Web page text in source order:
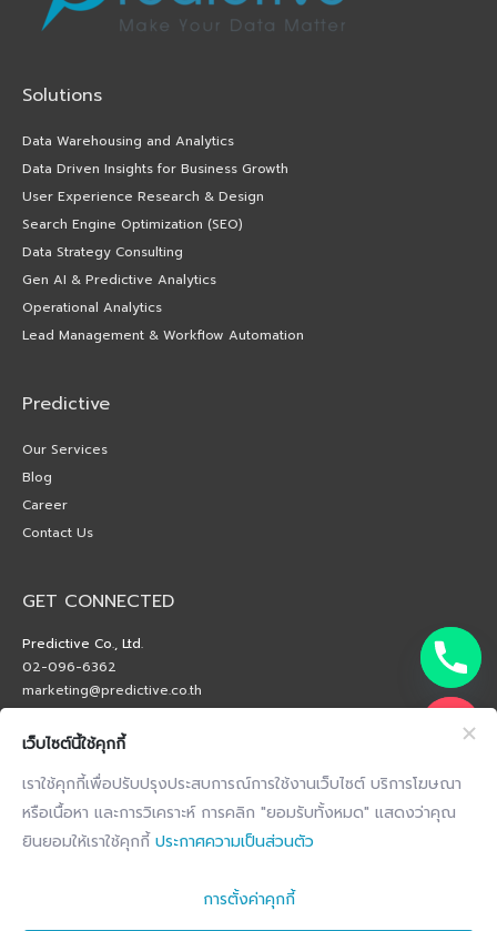
Solutions
Data Warehousing and Analytics
Data Driven Insights for Business Growth
User Experience Research & Design
Search Engine Optimization (SEO)
Data Strategy Consulting
Gen AI & Predictive Analytics
Operational Analytics
Lead Management & Workflow Automation
Predictive
Our Services
Blog
Career
Contact Us
GET CONNECTED
Predictive Co., Ltd.
02-096-6362
marketing@predictive.co.th
เว็บไซต์นี้ใช้คุกกี้
เราใช้คุกกี้เพื่อปรับปรุงประสบการณ์การใช้งานเว็บไซต์ บริการโฆษณา
หรือเนื้อหา และการวิเคราะห์ การคลิก "ยอมรับทั้งหมด" แสดงว่าคุณ
ยินยอมให้เราใช้คุกกี้ ประกาศความเป็นส่วนตัว
การตั้งค่าคุกกี้